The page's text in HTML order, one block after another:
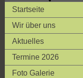
Startseite
Wir über uns
Aktuelles
Termine 2026
Foto Galerie